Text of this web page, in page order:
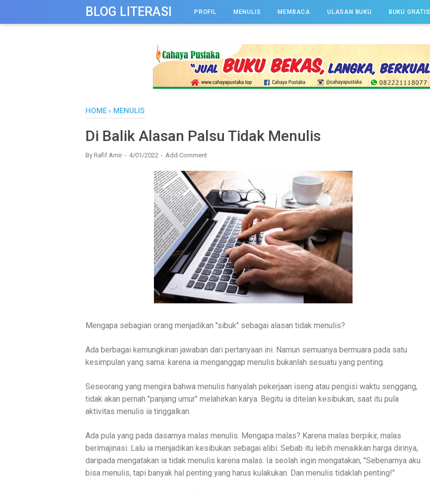
BLOG LITERASI PROFIL MENULIS MEMBACA ULASAN BUKU BUKU GRATIS
HOME › MENULIS
Di Balik Alasan Palsu Tidak Menulis
By Rafif Amir 4/01/2022 Add Comment
Mengapa sebagian orang menjadikan "sibuk" sebagai alasan tidak menulis?
Ada berbagai kemungkinan jawaban dari pertanyaan ini. Namun semuanya bermuara pada satu
kesimpulan yang sama: karena ia menganggap menulis bukanlah sesuatu yang penting.
Seseorang yang mengira bahwa menulis hanyalah pekerjaan iseng atau pengisi waktu senggang,
tidak akan pernah "panjang umur" melahirkan karya. Begitu ia ditelan kesibukan, saat itu pula
aktivitas menulis ia tinggalkan.
Ada pula yang pada dasarnya malas menulis. Mengapa malas? Karena malas berpikir, malas
berimajinasi. Lalu ia menjadikan kesibukan sebagai alibi. Sebab itu lebih menaikkan harga dirinya,
daripada mengatakan ia tidak menulis karena malas. Ia seolah ingin mengatakan, "Sebenarnya aku
bisa menulis, tapi banyak hal penting yang harus kulakukan. Dan menulis tidaklah penting!"